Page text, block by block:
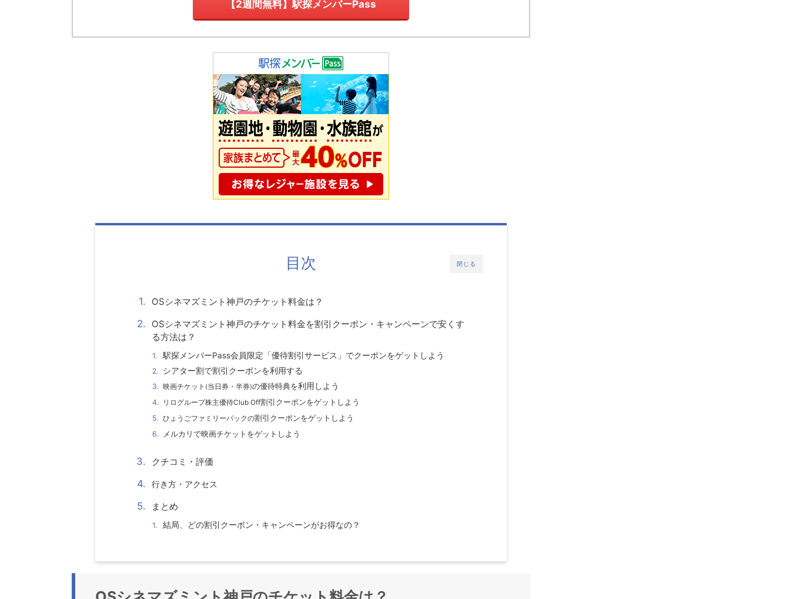
【2週間無料】駅探メンバーPass
閉じる
目次
OSシネマズミント神戸のチケット料金は？
OSシネマズミント神戸のチケット料金を割引クーポン・キャンペーンで安くす
る方法は？
駅探メンバーPass会員限定「優待割引サービス」でクーポンをゲットしよう
シアター割で割引クーポンを利用する
映画チケット (当日券・半券)の優待特典を利用しよう
リログループ株主優待Club Off割引クーポンをゲットしよう
ひょうごファミリーパックの割引クーポンをゲットしよう
メルカリで映画チケット をゲットしよう
クチコミ・評価
行き方・アクセス
まとめ
結局、どの割引クーポン・キャンペーンがお得なの？